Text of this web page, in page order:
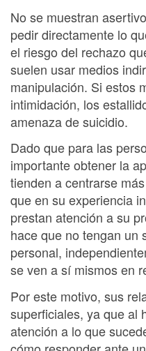
No se muestran
pedir directamente lo
el riesgo del rechazo
suelen usar medios
manipulación. Si estos
intimidación, los
amenaza de suicidio.
Dado que para las
importante obtener la
tienden a centrarse
que en su experiencia
prestan atención a su
hace que no tengan un
personal,
se ven a sí mismos en
Por este motivo, sus
superficiales, ya que al
atención a lo que